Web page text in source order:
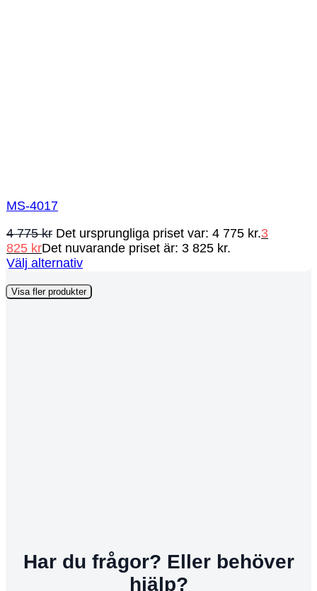
MS-4017
4 775kr Det ursprungliga priset var: 4 775 kr.3
825 krDet nuvarande priset är: 3 825 kr.
Välj alternativ
Visa fler produkter
Har du frågor? Eller behöver
hjälp?